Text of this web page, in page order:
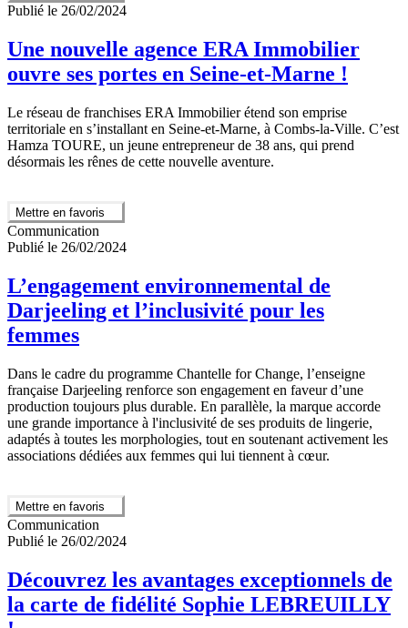
Publié le 26/02/2024
Une nouvelle agence ERA Immobilier
ouvre ses portes en Seine-et-Marne !
Le réseau de franchises ERA Immobilier étend son emprise
territoriale en s’installant en Seine-et-Marne, à Combs-la-Ville. C’est
Hamza TOURE, un jeune entrepreneur de 38 ans, qui prend
désormais les rênes de cette nouvelle aventure.
Mettre en favoris
Communication
Publié le 26/02/2024
L’engagement environnemental de
Darjeeling et l’inclusivité pour les
femmes
Dans le cadre du programme Chantelle for Change, l’enseigne
française Darjeeling renforce son engagement en faveur d’une
production toujours plus durable. En parallèle, la marque accorde
une grande importance à l'inclusivité de ses produits de lingerie,
adaptés à toutes les morphologies, tout en soutenant activement les
associations dédiées aux femmes qui lui tiennent à cœur.
Mettre en favoris
Communication
Publié le 26/02/2024
Découvrez les avantages exceptionnels de
la carte de fidélité Sophie LEBREUILLY